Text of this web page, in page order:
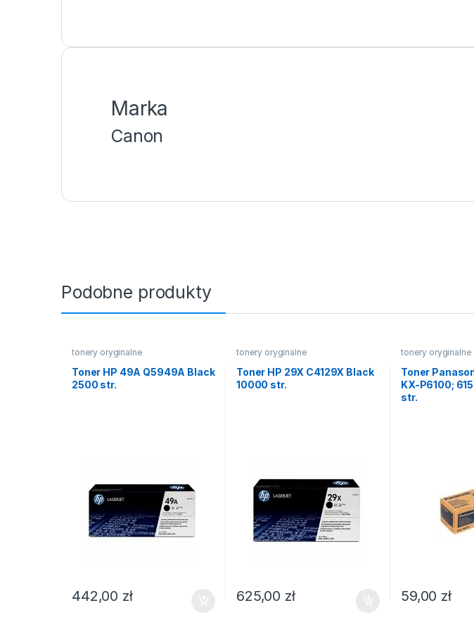
Marka
Canon
Podobne produkty
tonery oryginalne
Toner HP 49A Q5949A Black
2500 str.
442,00 zł
tonery oryginalne
Toner HP 29X C4129X Black
10000 str.
625,00 zł
tonery oryginalne
Toner
KX-P6100;
str.
59,00 zł